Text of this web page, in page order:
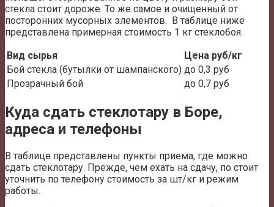
стекла стоит дороже. То же самое и очищенный от
посторонних мусорных элементов. В таблице ниже
представлена примерная стоимость 1 кг стеклобоя.
Вид сырья
Цена руб/кг
Бой стекла (бутылки от шампанского) до 0,3 руб
Прозрачный бой
до 0,7 руб
Куда сдать стеклотару в Боре,
адреса и телефоны
В таблице представлены пункты приема, где можно
сдать стеклотару. Прежде, чем ехать на сдачу, по стоит
уточнить по телефону стоимость за шт/кг и режим
работы.